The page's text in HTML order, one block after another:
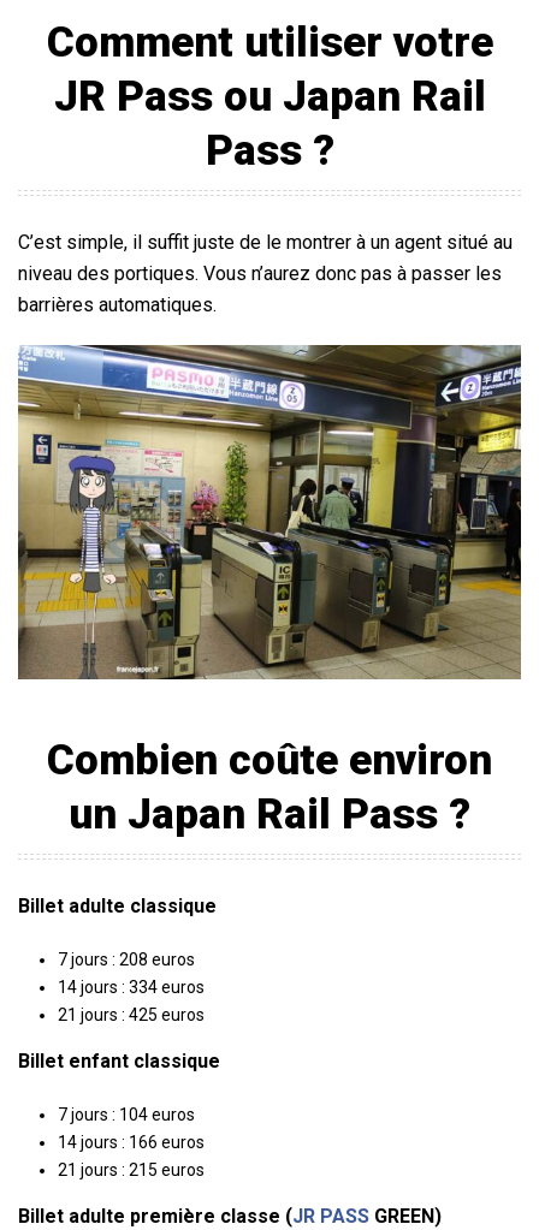
Comment utiliser votre
JR Passou Japan Rail
Pass ?
C’est simple, il suffit juste de le montrer à un agent situé au
niveau des portiques. Vous n’aurez donc pas à passer les
barrières automatiques.
Combien coûte environ
un Japan Rail Pass ?
Billet adulte classique
7 jours : 208 euros
14 jours : 334 euros
21 jours : 425 euros
Billet enfant classique
7 jours : 104 euros
14 jours : 166 euros
21 jours : 215 euros
Billet adulte première classe (JR PASS GREEN)